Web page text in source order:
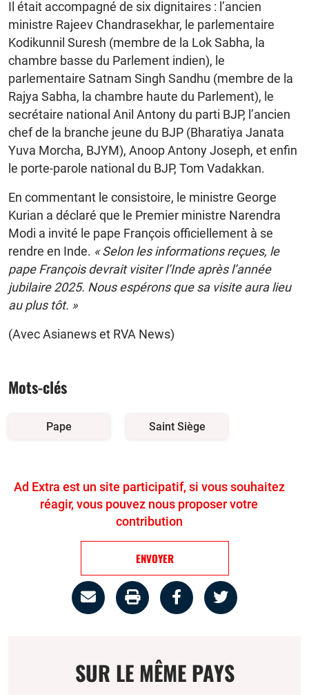
Il était accompagné de six dignitaires : l’ancien
ministre Rajeev Chandrasekhar, le parlementaire
Kodikunnil Suresh (membre de la Lok Sabha, la
chambre basse du Parlement indien), le
parlementaire Satnam Singh Sandhu (membre de la
Rajya Sabha, la chambre haute du Parlement), le
secrétaire national Anil Antony du parti BJP, l’ancien
chef de la branche jeune du BJP (Bharatiya Janata
Yuva Morcha, BJYM), Anoop Antony Joseph, et enfin
le porte-parole national du BJP, Tom Vadakkan.
En commentant le consistoire, le ministre George
Kurian a déclaré que le Premier ministre Narendra
Modi a invité le pape François officiellement à se
rendre en Inde. « Selon les informations reçues, le
pape François devrait visiter l’Inde après l’année
jubilaire 2025. Nous espérons que sa visite aura lieu
au plus tôt. »
(Avec Asianews et RVA News)
Mots-clés
Pape Saint Siège
Ad Extra est un site participatif, si vous souhaitez
réagir, vous pouvez nous proposer votre
contribution
ENVOYER
Partage
par
ImprimerPartager
sur
Partager
SUR LE MÊME PAYS